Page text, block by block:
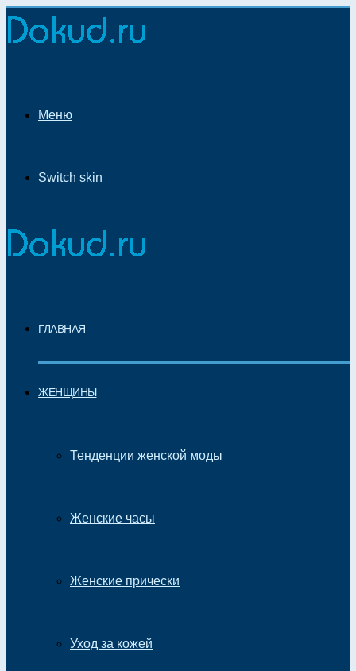
Меню
Switch skin
ГЛАВНАЯ
ЖЕНЩИНЫ
Тенденции женской моды
Женские часы
Женские прически
Уход за кожей